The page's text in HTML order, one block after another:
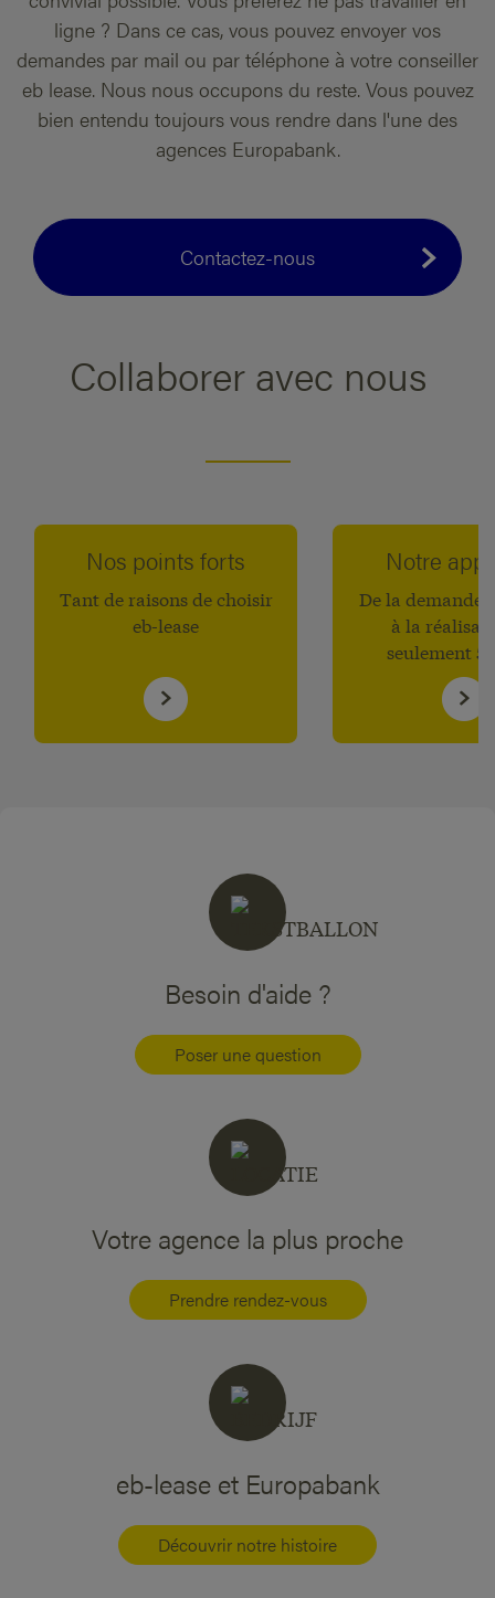
ligne ? Dans ce cas, vous pouvez envoyer vos
demandes par mail ou par téléphone à votre conseiller
eb lease. Nous nous occupons du reste. Vous pouvez
bien entendu toujours vous rendre dans l'une des
agences Europabank.
Contactez-nous
Collaborer avec nous
Nos points forts
Tant de raisons de choisir
eb-lease
Notre
De la demande
à la
seulement 5
Besoin d'aide ?
Poser une question
Votre agence la plus proche
Prendre rendez-vous
eb-lease et Europabank
Découvrir notre histoire